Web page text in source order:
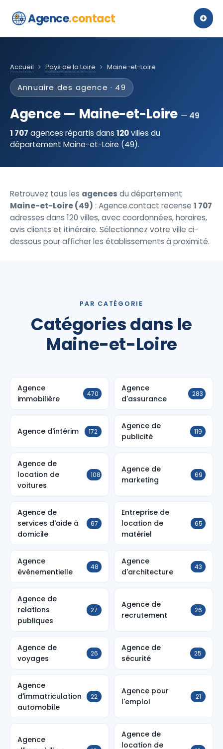
Agence.contact
Accueil Pays de la Loire Maine-et-Loire
Annuaire des agence · 49
Agence — Maine-et-Loire
49
1 707 agences répartis dans 120villes du
département Maine-et-Loire (49).
Retrouvez tous les agences du département
Maine-et-Loire (49) : Agence.contact recense 1 707
adresses dans 120 villes, avec coordonnées, horaires,
avis clients et itinéraire. Sélectionnez votre ville ci-
dessous pour afficher les établissements à proximité.
PAR CATÉGORIE
Catégories dans le
Maine-et-Loire
Agence
immobilière
470
Agence
d'assurance
283
Agence d'intérim 172
Agence de
publicité
119
Agence de
location de
voitures
108
Agence de
marketing
69
Agence de
services d'aide à
domicile
67
Entreprise de
location de
matériel
65
Agence
événementielle
48
Agence
d'architecture
43
Agence de
relations
publiques
27
Agence de
recrutement
26
Agence de
voyages
26
Agence de
sécurité
25
Agence
d'immatriculation
automobile
22
Agence pour
l'emploi
21
Agence
Agence de
location de